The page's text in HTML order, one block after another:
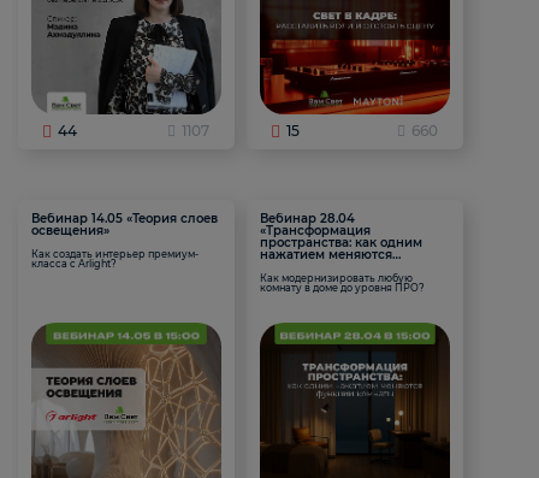
44 1107 15 660
Вебинар 14.05 «Теория слоев
освещения»
Как создать интерьер премиум-
класса с Arlight?
Вебинар 28.04
«Трансформация
пространства: как одним
нажатием меняются
Как модернизировать любую
комнату в доме до уровня ПРО?